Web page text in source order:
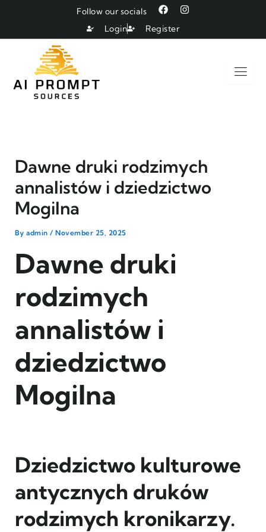
content
Follow our socials
F
a
c
e
I
n
t
Login Register
Dawne druki rodzimych
annalistów i dziedzictwo
Mogilna
Byadmin/November 25, 2025
Dawne druki
rodzimych
annalistów i
dziedzictwo
Mogilna
Dziedzictwo kulturowe
antycznych druków
rodzimych kronikarzy.